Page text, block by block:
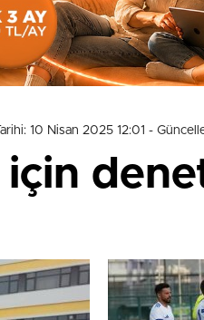
10 Nisan 2025 12:01 -
için